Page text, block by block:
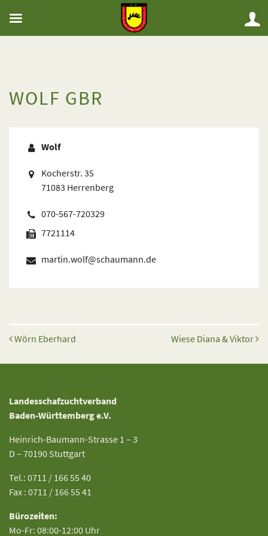
WOLF GBR
Wolf
Kocherstr. 35
71083 Herrenberg
070-567-720329
7721114
martin.wolf@schaumann.de
Beitrags-Navigation
Wörn Eberhard Wiese Diana & Viktor
Landesschafzuchtverband
Baden-Württemberg e.V.
Heinrich-Baumann-Strasse 1 – 3
D – 70190 Stuttgart
Tel.: 0711 / 166 55 40
Fax : 0711 / 166 55 41
Bürozeiten:
Mo-Fr: 08:00-12:00 Uhr